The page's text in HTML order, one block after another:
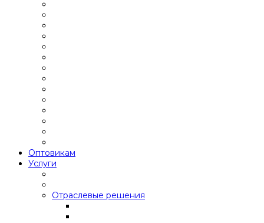
Оптовикам
Услуги
Отраслевые решения